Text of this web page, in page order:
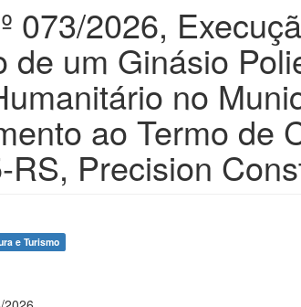
073/2026,
de um Ginásio
no
ao Termo de
RS, Precision
e Turismo